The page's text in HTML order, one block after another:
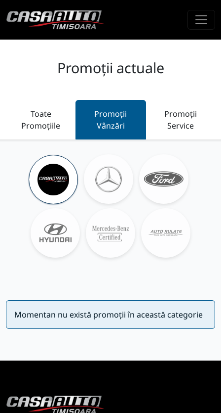
Promoții actuale
Toate
Promoțiile
Promoții
Vânzări
Promoții
Service
Momentan nu există promoții în această categorie